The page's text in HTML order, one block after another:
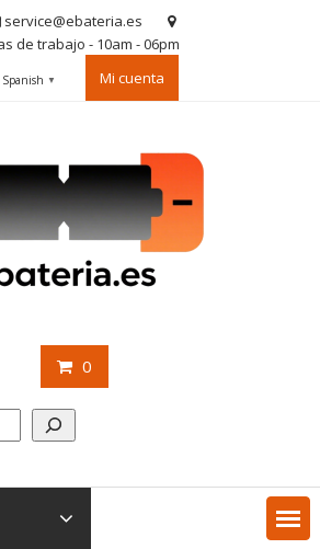
service@ebateria.es
de trabajo - 10am - 06pm
Spanish ▼ Mi cuenta
0
Buscar